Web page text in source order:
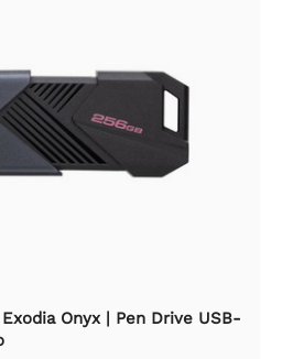
Onyx | Pen Drive USB-